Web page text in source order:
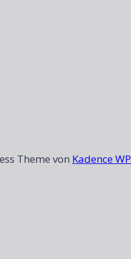
Theme von Kadence WP